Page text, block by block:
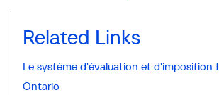
Related Links
Le système d'évaluation et d'imposition
Ontario